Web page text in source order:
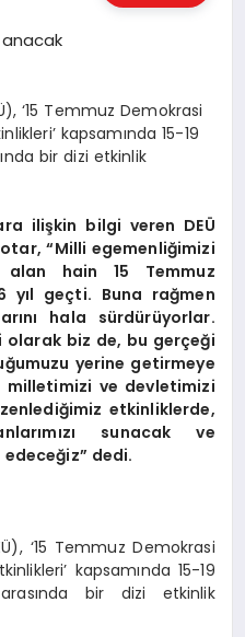
‘15 Temmuz Demokrasi
kapsamında 15-19
bir dizi etkinlik
ilişkin bilgi veren DEÜ
“Milli egemenliğimizi
hain 15 Temmuz
yıl geçti. Buna rağmen
hala sürdürüyorlar.
olarak biz de, bu gerçeği
yerine getirmeye
milletimizi ve devletimizi
etkinliklerde,
sunacak ve
dedi.
‘15 Temmuz Demokrasi
kapsamında 15-19
bir dizi etkinlik